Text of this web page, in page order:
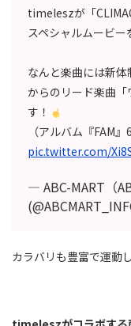
timeleszが「
スペシャルムービー
なんと楽曲には新
からのリード楽曲「
す！
（アルバム『FAM』
pic.twitter.com/
— ABC-MART（
カラバリも豊富で運動